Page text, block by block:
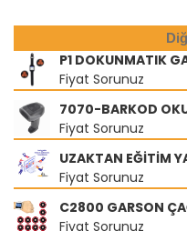
P1 DOKUNMATIK
Fiyat Sorunuz
7070-BARKOD
Fiyat Sorunuz
UZAKTAN EĞİTİM
Fiyat Sorunuz
C2800 GARSON
Fiyat Sorunuz